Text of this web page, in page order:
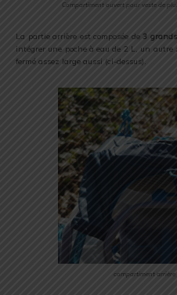
Compartiment ouvert pour veste de
La partie arrière est composée de 3
intégrer une poche à eau de 2 L, un
fermé assez large aussi (ci-dessus).
compartiment arrière